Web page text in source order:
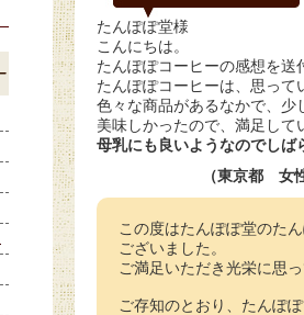
たんぽぽ堂様
こんにちは。
たんぽぽコーヒーの感想を送
たんぽぽコーヒーは、思って
色々な商品があるなかで、少
美味しかったので、満足して
母乳にも良いようなのでしば
（東京都 女
この度はたんぽぽ堂のた
ございました。
ご満足いただき光栄に思っ
ご存知のとおり、たんぽ